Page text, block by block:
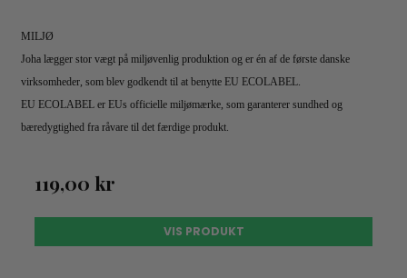
MILJØ
Joha lægger stor vægt på miljøvenlig produktion og er én af de første danske
virksomheder, som blev godkendt til at benytte EU ECOLABEL.
EU ECOLABEL er EUs officielle miljømærke, som garanterer sundhed og
bæredygtighed fra råvare til det færdige produkt.
119,00 kr
VIS PRODUKT